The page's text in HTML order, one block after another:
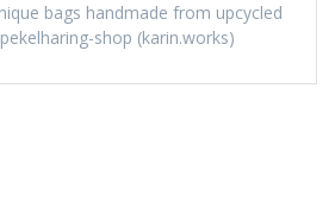
bags handmade from upcycled
shop (karin.works)